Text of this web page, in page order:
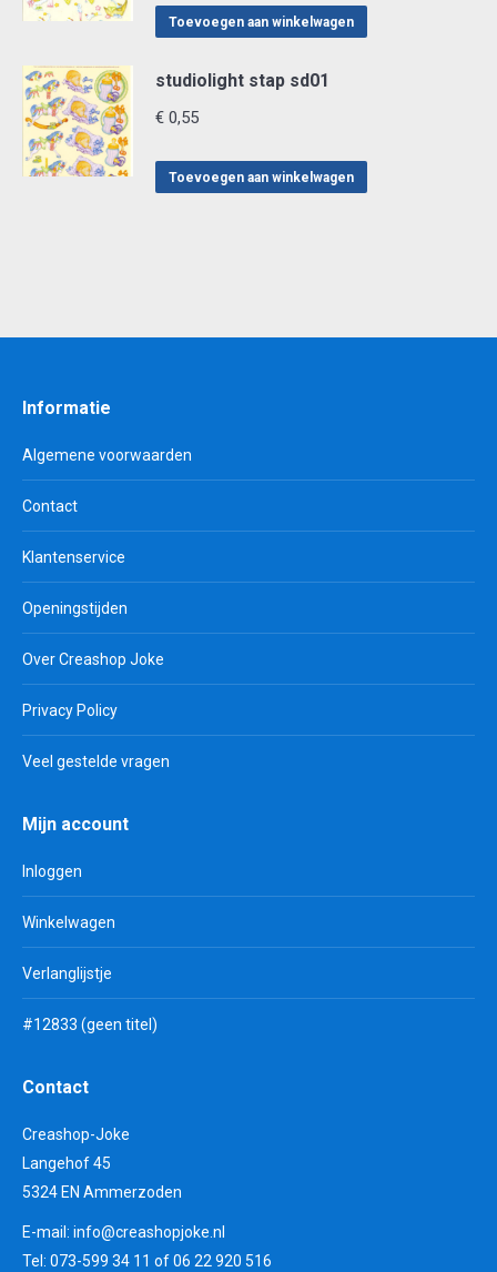
Toevoegen aan winkelwagen
studiolight stap sd01
€ 0,55
Toevoegen aan winkelwagen
Informatie
Algemene voorwaarden
Contact
Klantenservice
Openingstijden
Over Creashop Joke
Privacy Policy
Veel gestelde vragen
Mijn account
Inloggen
Winkelwagen
Verlanglijstje
#12833 (geen titel)
Contact
Creashop-Joke
Langehof 45
5324 EN Ammerzoden
E-mail: info@creashopjoke.nl
Tel: 073-599 34 11 of 06 22 920 516